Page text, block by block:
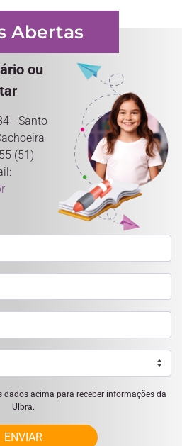
Abertas
ou
- Santo
(51)
dados acima para receber informações da
Ulbra.